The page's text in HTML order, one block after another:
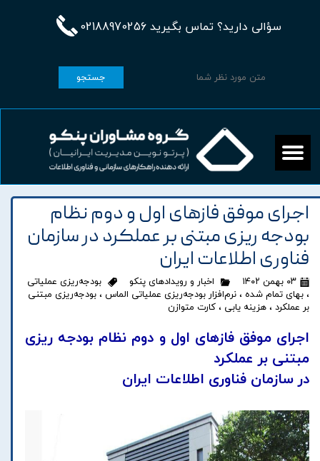
سؤالی دارید؟ تماس بگیرید 02188970256
جستجو
اجرای موفق فازهای اول و دوم نظام
بودجه ریزی مبتنی بر عملکرد در سازمان
فناوری اطلاعات ایران
۰۳ بهمن ۱۴۰۲ اخبار و رویدادهای پنکو
بودجه‌ریزی عملیاتی
، بهای تمام شده ، نرم‌افزار بودجه‌ریزی عملیاتی الماس ، بودجه‌ریزی مبتنی
بر عملکرد ، هزینه یابی ، کارت متوازن
اجرای موفق فازهای اول و دوم نظام بودجه ریزی
مبتنی بر عملکرد
در سازمان فناوری اطلاعات ایران